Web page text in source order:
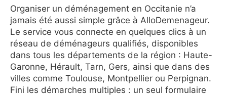
Organiser un déménagement en Occitanie n’a
jamais été aussi simple grâce à AlloDemenageur.
Le service vous connecte en quelques clics à un
réseau de déménageurs qualifiés, disponibles
dans tous les départements de la région : Haute-
Garonne, Hérault, Tarn, Gers, ainsi que dans des
villes comme Toulouse, Montpellier ou Perpignan.
Fini les démarches multiples : un seul formulaire